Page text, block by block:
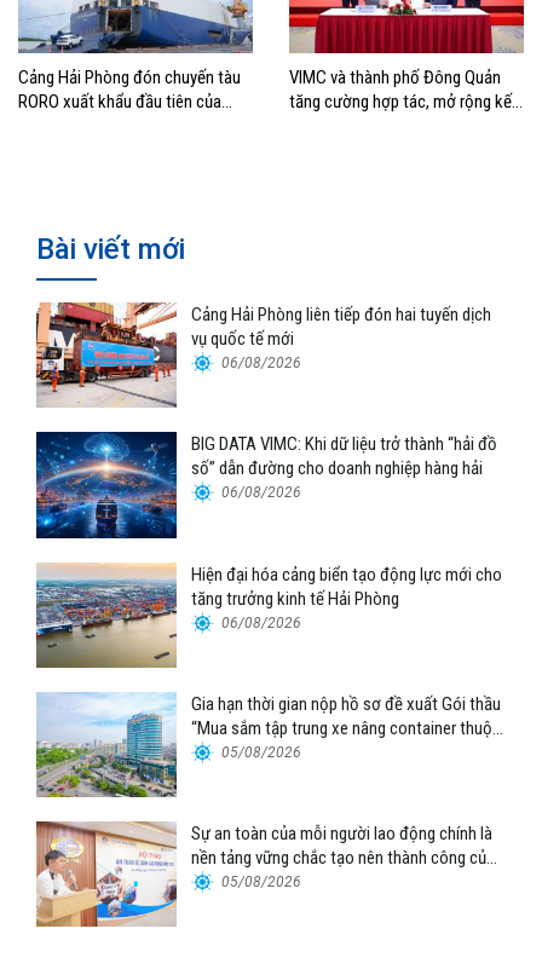
Cảng Hải Phòng đón chuyến tàu
RORO xuất khẩu đầu tiên của
VIMC và thành phố Đông Quản
tăng cường hợp tác, mở rộng kết
Bài viết mới
Cảng Hải Phòng liên tiếp đón hai tuyến dịch
vụ quốc tế mới
06/08/2026
BIG DATA VIMC: Khi dữ liệu trở thành “hải đồ
số” dẫn đường cho doanh nghiệp hàng hải
06/08/2026
Hiện đại hóa cảng biển tạo động lực mới cho
tăng trưởng kinh tế Hải Phòng
06/08/2026
Gia hạn thời gian nộp hồ sơ đề xuất Gói thầu
“Mua sắm tập trung xe nâng container thuộc
Tổng công ty Hàng hải Việt Nam – CTCP”
05/08/2026
Sự an toàn của mỗi người lao động chính là
nền tảng vững chắc tạo nên thành công của
Cảng Đà Nẵng
05/08/2026